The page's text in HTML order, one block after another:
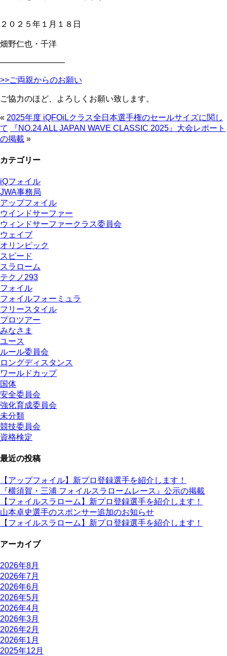
２０２５年１月１８日
畑野仁也・千洋
————————
>>ご両親からのお願い
ご協力のほど、よろしくお願い致します。
« 2025年度 iQFOiLクラス全日本選手権のセールサイズに関し
て
『NO.24 ALL JAPAN WAVE CLASSIC 2025』大会レポート
の掲載 »
カテゴリー
iQフォイル
JWA事務局
アップフォイル
ウインドサーファー
ウィンドサーファークラス委員会
ウェイブ
オリンピック
スピード
スラローム
テクノ293
フォイル
フォイルフォーミュラ
フリースタイル
プロツアー
みなさま
ユース
ルール委員会
ロングディスタンス
ワールドカップ
国体
安全委員会
強化育成委員会
未分類
競技委員会
資格検定
最近の投稿
【アップフォイル】新プロ登録選手を紹介します！
『横須賀・三浦 フォイルスラロームレース』公示の掲載
【フォイルスラローム】新プロ登録選手を紹介します！
山本卓史選手のスポンサー追加のお知らせ
【フォイルスラローム】新プロ登録選手を紹介します！
アーカイブ
2026年8月
2026年7月
2026年6月
2026年5月
2026年4月
2026年3月
2026年2月
2026年1月
2025年12月